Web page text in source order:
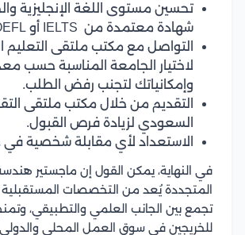
تحسين مستوى اللغة الإنجليزية
شهادة معتمدة من IELTS أو TOEFL.
التواصل مع مكتب ملتقى
لاختيار الجامعة المناسبة حسب
وإمكانياتك لتجنب رفض الطلب.
التقديم من خلال مكتب ملتقى
السعودي لزيادة فرص القبول.
الاستعداد لأي مقابلة شخصية في
في النهاية، يمكن القول إن ماجستير
المتجددة يُعد من التخصصات المستقبلية
تجمع بين الجانب العلمي والتطبيقي،
للخريجين في سوق العمل المحلي